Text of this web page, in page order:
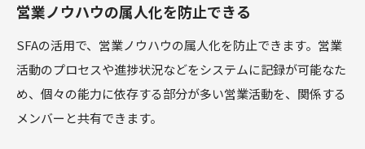
営業ノウハウの属人化を防止できる
SFAの活用で、営業ノウハウの属人化を防止できます。営業
活動のプロセスや進捗状況などをシステムに記録が可能なた
め、個々の能力に依存する部分が多い営業活動を、関係する
メンバーと共有できます。